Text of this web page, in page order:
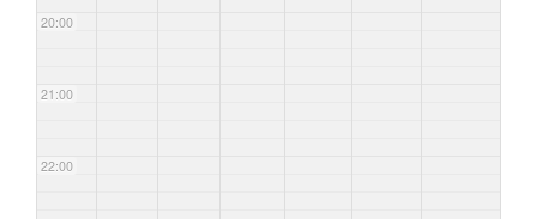
20:00
21:00
22:00